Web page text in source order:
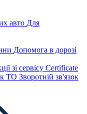
авто Для
Допомога в дорозі
зі сервісу Certificate
ТО Зворотній зв'язок